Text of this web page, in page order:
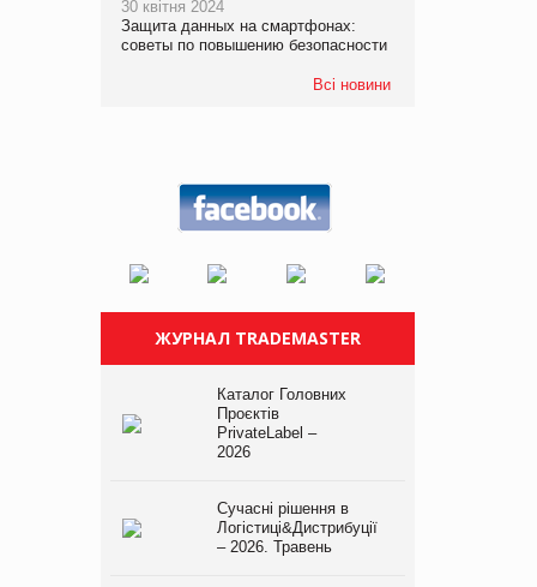
30 квітня 2024
Защита данных на смартфонах:
советы по повышению безопасности
Всі новини
ЖУРНАЛ TRADEMASTER
Каталог Головних
Проєктів
PrivateLabel –
2026
Сучасні рішення в
Логістиці&Дистрибуції
– 2026. Травень